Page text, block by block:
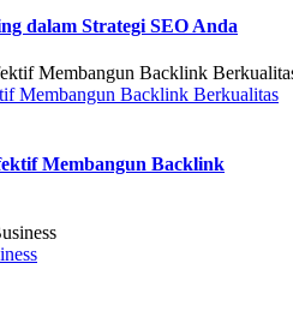
dalam Strategi SEO Anda
Membangun Backlink Berkualitas
Membangun Backlink